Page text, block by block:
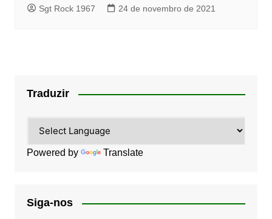
Sgt Rock 1967 24 de novembro de 2021
Traduzir
Powered by Translate
Siga-nos